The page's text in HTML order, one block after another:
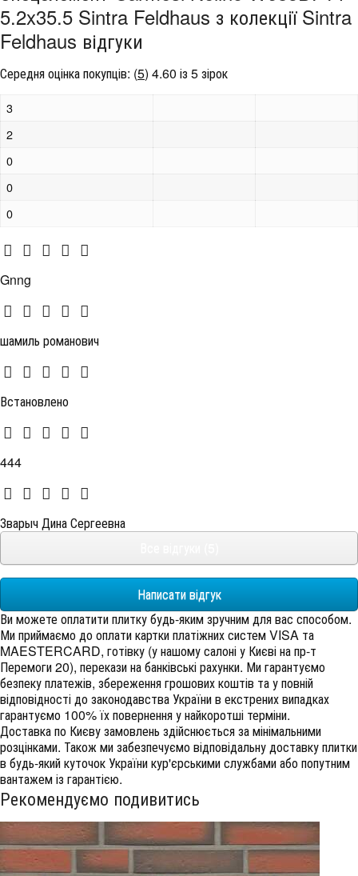
5.2x35.5 Sintra Feldhaus з колекції Sintra
Feldhaus відгуки
Середня оцінка покупців: (5) 4.60 із 5 зірок
3
2
0
0
0
Gnng
шамиль романович
Встановлено
444
Зварыч Дина Сергеевна
Написати відгук
Ви можете оплатити плитку будь-яким зручним для вас способом.
Ми приймаємо до оплати картки платіжних систем VISA та
MAESTERCARD, готівку (у нашому салоні у Києві на пр-т
Перемоги 20), перекази на банківські рахунки. Ми гарантуємо
безпеку платежів, збереження грошових коштів та у повній
відповідності до законодавства України в екстрених випадках
гарантуємо 100% їх повернення у найкоротші терміни.
Доставка по Києву замовлень здійснюється за мінімальними
розцінками. Також ми забезпечуємо відповідальну доставку плитки
в будь-який куточок України кур'єрськими службами або попутним
вантажем із гарантією.
Рекомендуємо подивитись